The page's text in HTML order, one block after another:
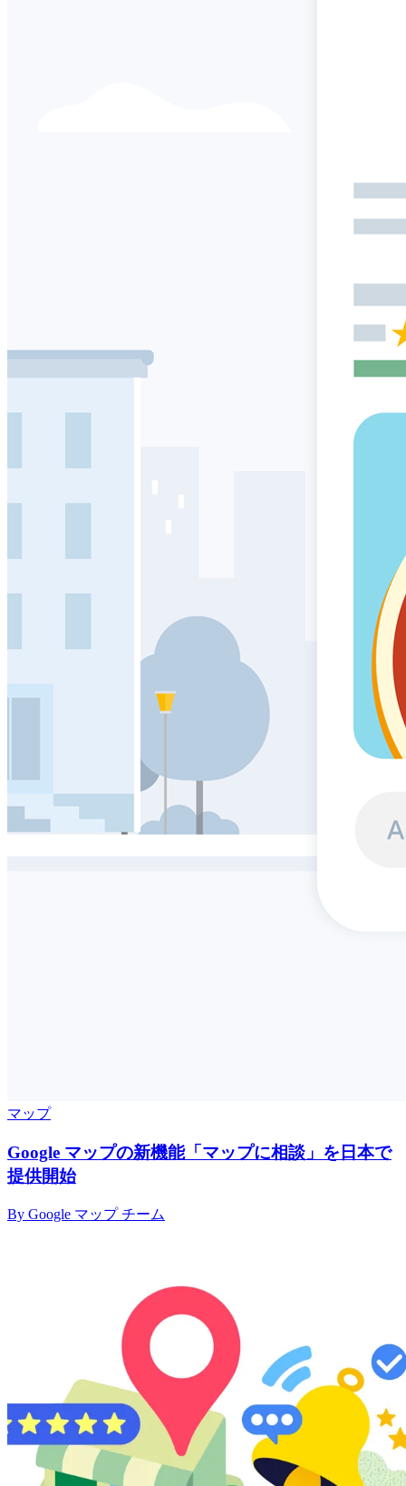
マップ
Google マップの新機能「マップに相談」を日本で
提供開始
By Google マップ チーム